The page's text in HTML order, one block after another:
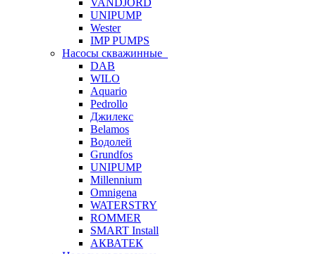
VANDJORD
UNIPUMP
Wester
IMP PUMPS
Насосы скважинные
DAB
WILO
Aquario
Pedrollo
Джилекс
Belamos
Водолей
Grundfos
UNIPUMP
Millennium
Omnigena
WATERSTRY
ROMMER
SMART Install
АКВАТЕК